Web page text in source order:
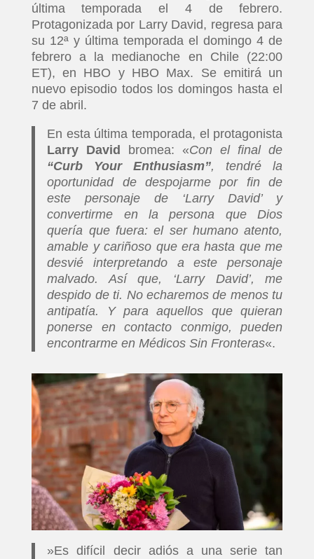
última temporada el 4 de febrero.
Protagonizada por Larry David, regresa para
su 12ª y última temporada el domingo 4 de
febrero a la medianoche en Chile (22:00
ET), en HBO y HBO Max. Se emitirá un
nuevo episodio todos los domingos hasta el
7 de abril.
En esta última temporada, el protagonista
Larry David bromea: «Con el final de
“Curb Your Enthusiasm”, tendré la
oportunidad de despojarme por fin de
este personaje de ‘Larry David’ y
convertirme en la persona que Dios
quería que fuera: el ser humano atento,
amable y cariñoso que era hasta que me
desvié interpretando a este personaje
malvado. Así que, ‘Larry David’, me
despido de ti. No echaremos de menos tu
antipatía. Y para aquellos que quieran
ponerse en contacto conmigo, pueden
encontrarme en Médicos Sin Fronteras«.
»Es difícil decir adiós a una serie tan